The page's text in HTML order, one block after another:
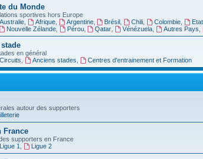
du Monde
sportives hors Europe
Australie, Afrique, Argentine, Brésil Chili Colombie
Nouvelle Zélande, Pérou, Qatar Vénézuela Autres Pays
en général
Circuits Anciens stades Centres d'entrainement et Formation
autour des supporters
France
supporters en France
Ligue 1 Ligue 2